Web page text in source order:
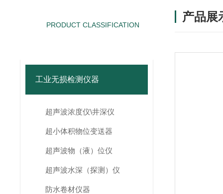
PRODUCT CLASSIFICATION
工业无损检测仪器
超声波浓度仪\井深仪
超小体积物位变送器
超声波物（液）位仪
超声波水深（探测）仪
防水卷材仪器
产品展